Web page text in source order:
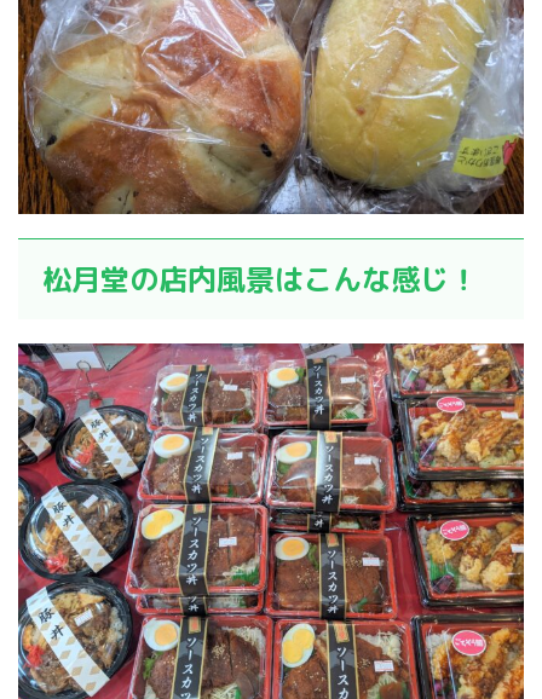
松月堂の店内風景はこんな感じ！